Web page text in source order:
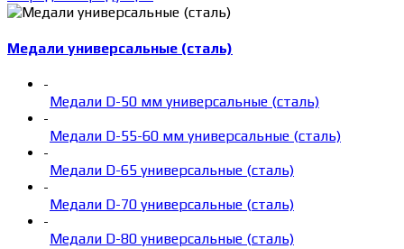
Медали универсальные (сталь)
-
Медали D-50 мм универсальные (сталь)
-
Медали D-55-60 мм универсальные (сталь)
-
Медали D-65 универсальные (сталь)
-
Медали D-70 универсальные (сталь)
-
Медали D-80 универсальные (сталь)